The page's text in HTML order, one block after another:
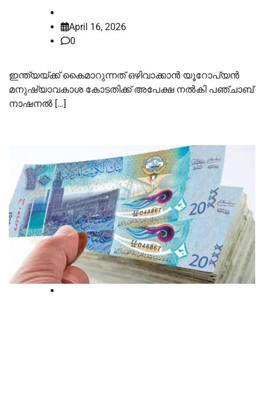
April 16, 2026
0
ഇന്ത്യയ്ക്ക് കൈമാറുന്നത് ഒഴിവാക്കാന്‍ യൂറോപ്യന്‍
മനുഷ്യാവകാശ കോടതിക്ക് അപേക്ഷ നല്‍കി പഞ്ചാബ്
നാഷനല്‍ […]